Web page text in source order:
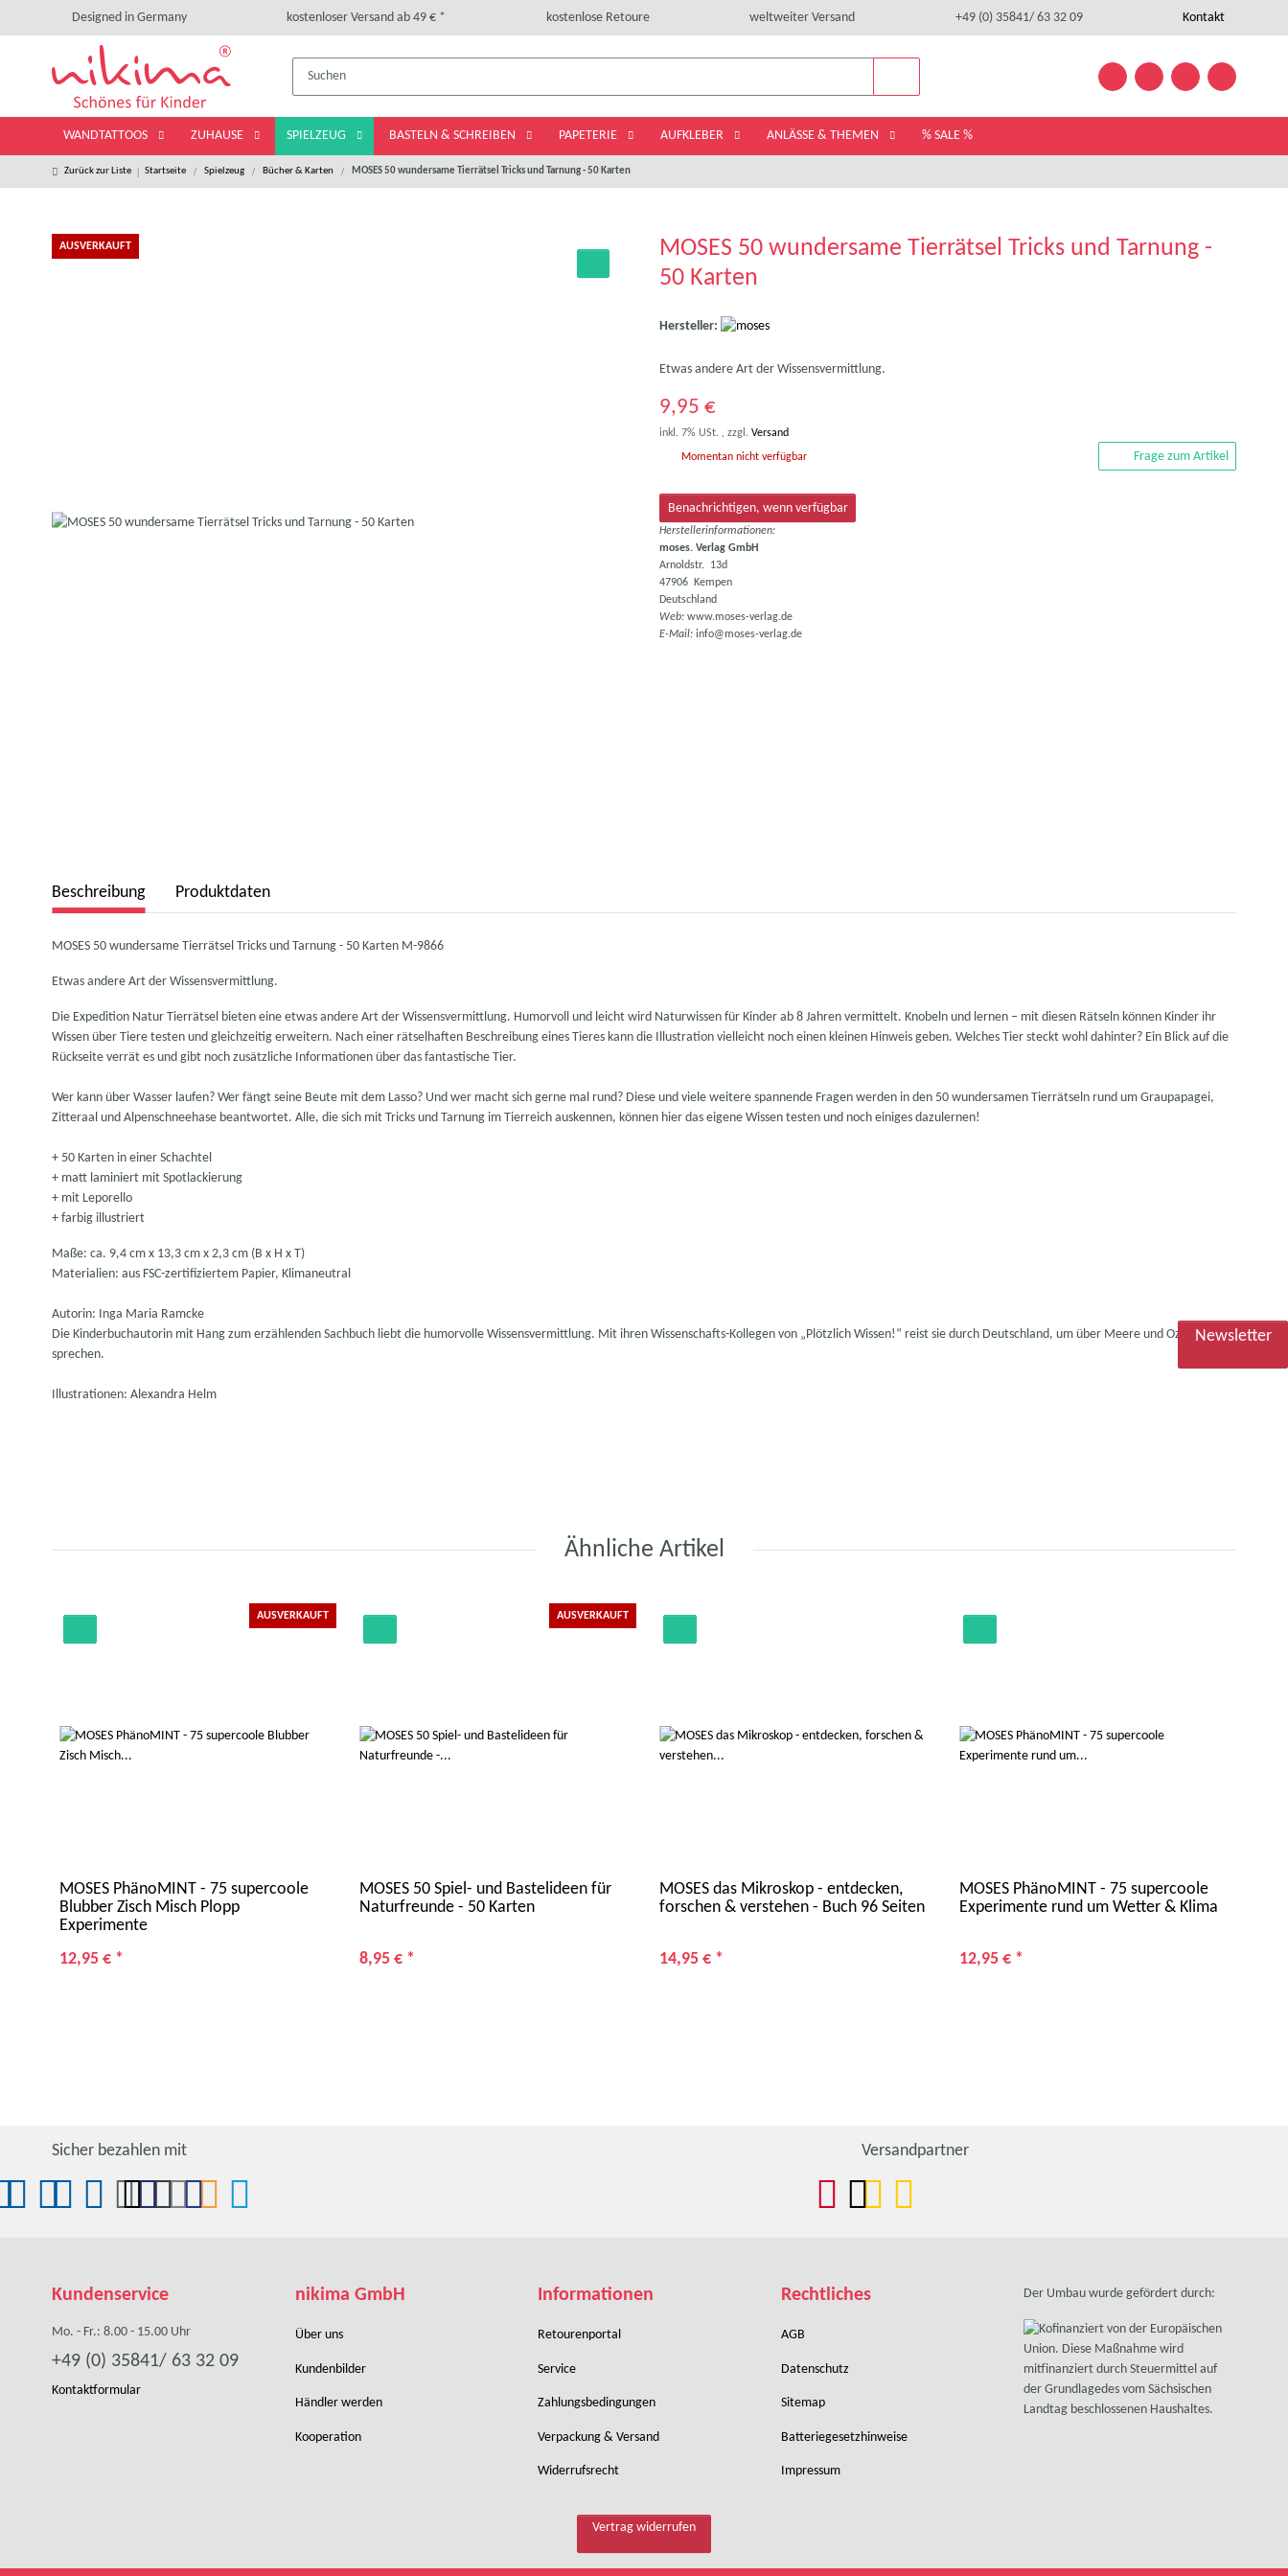
Designed in Germany kostenloser Versand ab 49 € * kostenlose Retoure weltweiter Versand +49 (0) 35841/ 63 32 09 Kontakt
WANDTATTOOS ZUHAUSE SPIELZEUG BASTELN & SCHREIBEN PAPETERIE AUFKLEBER ANLÄSSE & THEMEN % SALE %
Zurück zur Liste Startseite Spielzeug Bücher & Karten MOSES 50 wundersame Tierrätsel Tricks und Tarnung - 50 Karten
AUSVERKAUFT
MOSES 50 wundersame Tierrätsel Tricks und Tarnung -
50 Karten
Hersteller:
Etwas andere Art der Wissensvermittlung.
9,95 €
inkl. 7% USt. , zzgl. Versand
Momentan nicht verfügbar Frage zum Artikel
Benachrichtigen, wenn verfügbar
Herstellerinformationen:
moses. Verlag GmbH
Arnoldstr. 13d
47906 Kempen
Deutschland
Web: www.moses-verlag.de
E-Mail: info@moses-verlag.de
weitere Registerkarten anzeigen
Beschreibung Produktdaten
MOSES 50 wundersame Tierrätsel Tricks und Tarnung - 50 Karten M-9866
Etwas andere Art der Wissensvermittlung.
Die Expedition Natur Tierrätsel bieten eine etwas andere Art der Wissensvermittlung. Humorvoll und leicht wird Naturwissen für Kinder ab 8 Jahren vermittelt. Knobeln und lernen – mit diesen Rätseln können Kinder ihr
Wissen über Tiere testen und gleichzeitig erweitern. Nach einer rätselhaften Beschreibung eines Tieres kann die Illustration vielleicht noch einen kleinen Hinweis geben. Welches Tier steckt wohl dahinter? Ein Blick auf die
Rückseite verrät es und gibt noch zusätzliche Informationen über das fantastische Tier.
Wer kann über Wasser laufen? Wer fängt seine Beute mit dem Lasso? Und wer macht sich gerne mal rund? Diese und viele weitere spannende Fragen werden in den 50 wundersamen Tierrätseln rund um Graupapagei,
Zitteraal und Alpenschneehase beantwortet. Alle, die sich mit Tricks und Tarnung im Tierreich auskennen, können hier das eigene Wissen testen und noch einiges dazulernen!
+ 50 Karten in einer Schachtel
+ matt laminiert mit Spotlackierung
+ mit Leporello
+ farbig illustriert
Maße: ca. 9,4 cm x 13,3 cm x 2,3 cm (B x H x T)
Materialien: aus FSC-zertifiziertem Papier, Klimaneutral
Autorin: Inga Maria Ramcke
Die Kinderbuchautorin mit Hang zum erzählenden Sachbuch liebt die humorvolle Wissensvermittlung. Mit ihren Wissenschafts-Kollegen von „Plötzlich Wissen!“ reist sie durch Deutschland, um über Meere und Ozeane zu
sprechen.
Illustrationen: Alexandra Helm
Ähnliche Artikel
AUSVERKAUFT
MOSES PhänoMINT - 75 supercoole
Blubber Zisch Misch Plopp
Experimente
12,95 € *
AUSVERKAUFT
MOSES 50 Spiel- und Bastelideen für
Naturfreunde - 50 Karten
8,95 € *
MOSES das Mikroskop - entdecken,
forschen & verstehen - Buch 96 Seiten
14,95 € *
MOSES PhänoMINT - 75 supercoole
Experimente rund um Wetter & Klima
12,95 € *
Sicher bezahlen mit Versandpartner
Kundenservice
Mo. - Fr.: 8.00 - 15.00 Uhr
+49 (0) 35841/ 63 32 09
Kontaktformular
nikima GmbH
Über uns
Kundenbilder
Händler werden
Kooperation
Informationen
Retourenportal
Service
Zahlungsbedingungen
Verpackung & Versand
Widerrufsrecht
Rechtliches
AGB
Datenschutz
Sitemap
Batteriegesetzhinweise
Impressum
Der Umbau wurde gefördert durch:
Vertrag widerrufen
Newsletter